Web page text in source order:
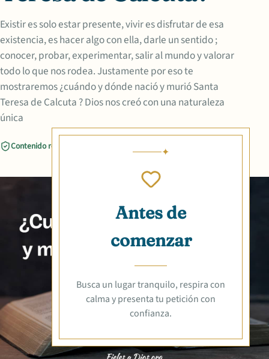
Existir es solo estar presente, vivir es disfrutar de esa
existencia, es hacer algo con ella, darle un sentido ;
conocer, probar, experimentar, salir al mundo y valorar
todo lo que nos rodea. Justamente por eso te
mostraremos ¿cuándo y dónde nació y murió Santa
Teresa de Calcuta ? Dios nos creó con una naturaleza
única
Contenido revisado
Antes de
comenzar
Busca un lugar tranquilo, respira con
calma y presenta tu petición con
confianza.